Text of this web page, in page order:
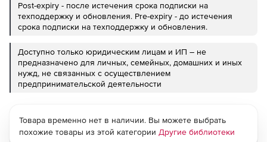
Post-expiry - после истечения срока подписки на
техподдержку и обновления. Pre-expiry - до истечения
срока подписки на техподдержку и обновления.
Доступно только юридическим лицам и ИП – не
предназначено для личных, семейных, домашних и иных
нужд, не связанных с осуществлением
предпринимательской деятельности
Товара временно нет в наличии. Вы можете выбрать
похожие товары из этой категории Другие библиотеки